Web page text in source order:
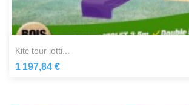
kitc tour lotti...
1 197,84 €